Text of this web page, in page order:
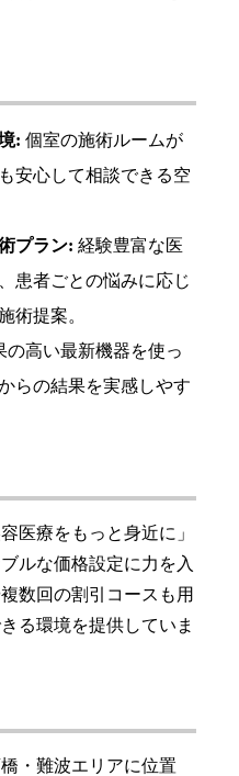
: 個室の施術ルームが
安心して相談できる空
プラン: 経験豊富な医
患者ごとの悩みに応じ
術提案。
の高い最新機器を使っ
らの結果を実感しやす
医療をもっと身近に」
ルな価格設定に力を入
数回の割引コースも用
る環境を提供していま
・難波エリアに位置